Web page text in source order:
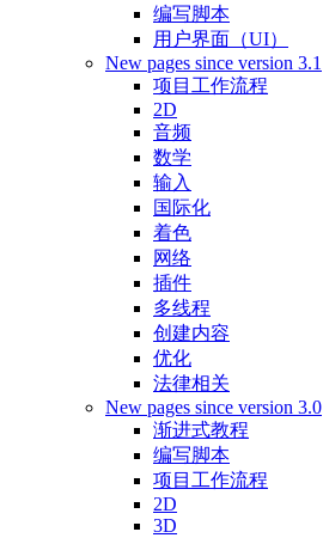
编写脚本
用户界面（UI）
New pages since version 3.1
项目工作流程
2D
音频
数学
输入
国际化
着色
网络
插件
多线程
创建内容
优化
法律相关
New pages since version 3.0
渐进式教程
编写脚本
项目工作流程
2D
3D